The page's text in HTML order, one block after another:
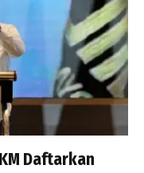
Daftarkan